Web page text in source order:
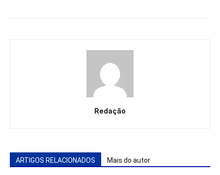
Redação
ARTIGOS RELACIONADOS Mais do autor